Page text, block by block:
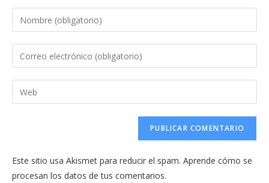
Introduce
tu
nombre
de
usuario
Introduce
tu
dirección
de
comentar
Introduce
la
web
(opcional)
Este sitio usa Akismet para reducir el spam. Aprende cómo se
procesan los datos de tus comentarios.